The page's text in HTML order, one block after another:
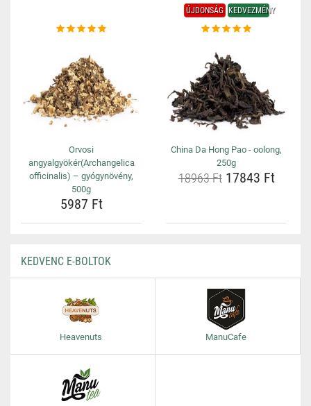
Orvosi
angyalgyökér(Archangelica
officinalis) – gyógynövény,
500g
5987 Ft
ÚJDONSÁG KEDVEZMÉNY
China Da Hong Pao - oolong,
250g
18963 Ft17843 Ft
KEDVENC E-BOLTOK
Heavenuts ManuCafe